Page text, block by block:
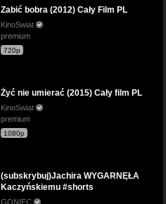
Zabić bobra (2012) Cały Film PL
KinoSwiat
premium
720p
Żyć nie umierać (2015) Cały film PL
KinoSwiat
premium
1080p
(subskrybuj)Jachira WYGARNĘŁA
Kaczyńskiemu #shorts
GONIEC